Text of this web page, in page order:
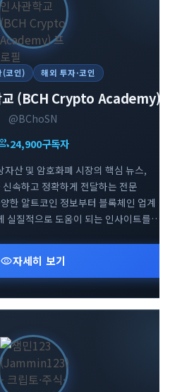
(코인) 해외 투자·코인
교 (BCH Crypto Academy)
@BChoSN
24,900구독자
산 및 암호화폐 시장의 핵심 뉴스,
속하고 정확하게 전달하는 전문
한 알트코인 정보부터 블록체인 업계
실질적으로 도움이 되는 인사이트를
운영하고 있습니다. 가상자산 시장의
도 높은 투자 정보를 얻고자 하는
visibility자세히 보기